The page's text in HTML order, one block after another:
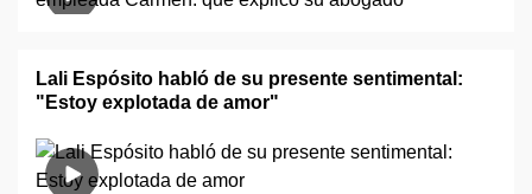
Lali Espósito habló de su presente sentimental:
"Estoy explotada de amor"